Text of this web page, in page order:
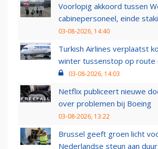
Voorlopig akkoord tussen
cabinepersoneel, einde
03-08-2026, 14:40
Turkish Airlines verplaatst
winter tussenstop op route
03-08-2026, 14:03
Netflix publiceert nieuwe
over problemen bij Boeing
03-08-2026, 13:22
Brussel geeft groen licht
Nederlandse steun aan